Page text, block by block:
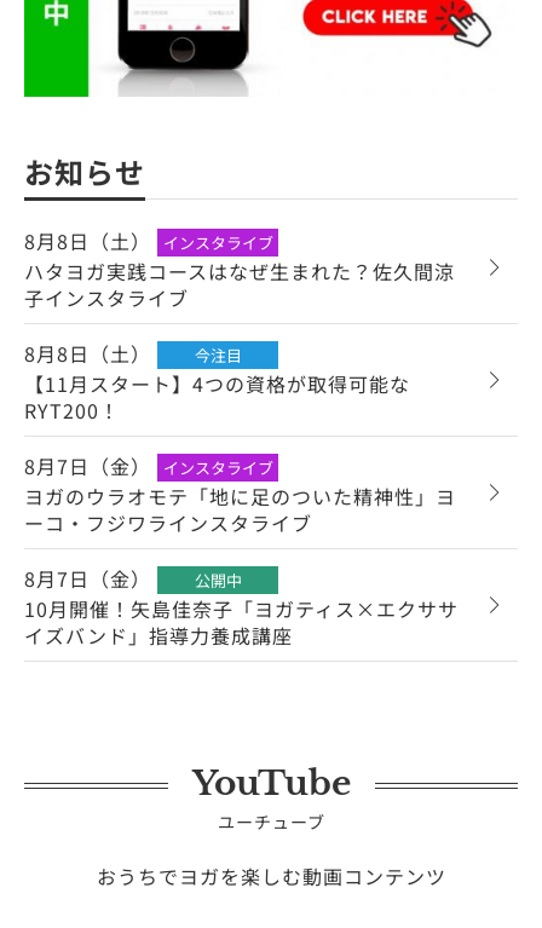
お知らせ
8月8日（土） インスタライブ
ハタヨガ実践コースはなぜ生まれた？佐久間涼
子インスタライブ
8月8日（土）
今注目
【11月スタート】4つの資格が取得可能な
RYT200！
8月7日（金）
インスタライブ
ヨガのウラオモテ「地に足のついた精神性」ヨ
ーコ・フジワラインスタライブ
8月7日（金）
公開中
10月開催！矢島佳奈子「ヨガティス×エクササ
イズバンド」指導力養成講座
YouTube
ユーチューブ
おうちでヨガを楽しむ動画コンテンツ